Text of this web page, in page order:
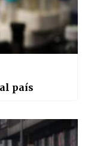
país